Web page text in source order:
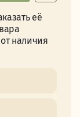
её
наличия